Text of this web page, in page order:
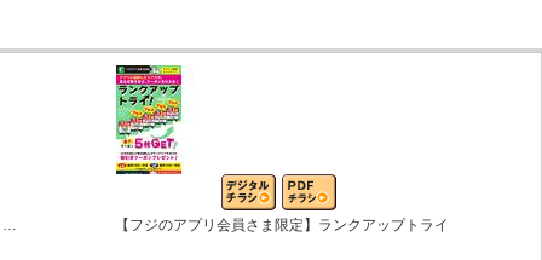
… 【フジのアプリ会員さま限定】ランクアップトライ